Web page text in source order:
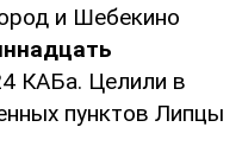
и Шебекино
КАБа. Целили в
пунктов Липцы